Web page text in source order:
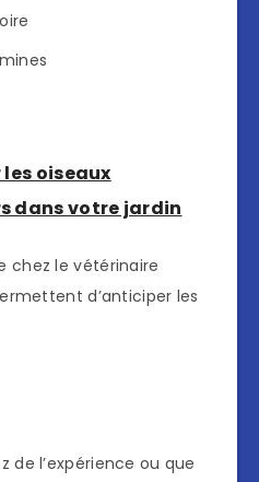
oiseaux
dans votre jardin
chez le vétérinaire
d’anticiper les
de l’expérience ou que